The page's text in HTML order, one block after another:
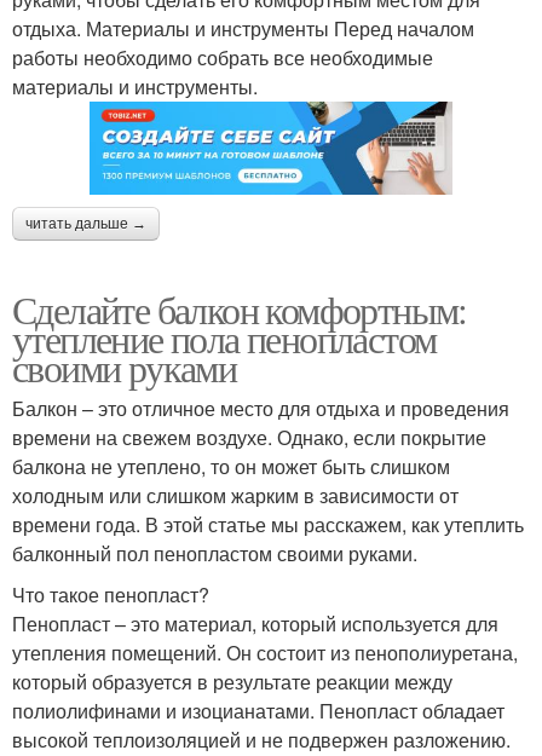
отдыха. Материалы и инструменты Перед началом
работы необходимо собрать все необходимые
материалы и инструменты.
читать дальше →
Сделайте балкон комфортным:
утепление пола пенопластом
своими руками
Балкон – это отличное место для отдыха и проведения
времени на свежем воздухе. Однако, если покрытие
балкона не утеплено, то он может быть слишком
холодным или слишком жарким в зависимости от
времени года. В этой статье мы расскажем, как утеплить
балконный пол пенопластом своими руками.
Что такое пенопласт?
Пенопласт – это материал, который используется для
утепления помещений. Он состоит из пенополиуретана,
который образуется в результате реакции между
полиолифинами и изоцианатами. Пенопласт обладает
высокой теплоизоляцией и не подвержен разложению.